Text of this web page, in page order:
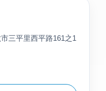
三平里西平路161之1